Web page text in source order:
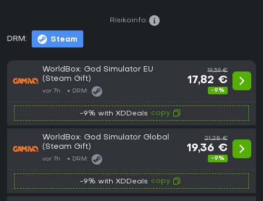
DRM: Steam
Risikoinfo:
WorldBox: God Simulator EU
(Steam Gift)
vor 7h DRM:
19,59 €
17,82 €
-9%
-9% with XDDeals copy
WorldBox: God Simulator Global
(Steam Gift)
vor 7h DRM:
21,28 €
19,36 €
-9%
-9% with XDDeals copy